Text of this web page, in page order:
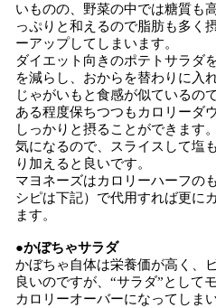
いものの、野菜の中では糖質も
っぷりと和えるので脂肪も多く
ーアップしてしまいます。
ダイエット向きのポテトサラダ
を減らし、おからを替わりに入
じゃがいもと食感が似ているの
ある程度保ちつつもカロリーダ
しっかりと摂ることができます
気になるので、スライスして塩
り加えると良いです。
マヨネーズはカロリーハーフの
シピは下記）で代用すれば更に
ます。
●かぼちゃサラダ
かぼちゃ自体は栄養価が高く、
良いのですが、“サラダ”として
カロリーオーバーになってしま